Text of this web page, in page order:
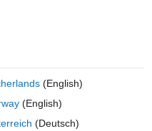
0 投票
ーションで描画させる方法はあ
(English)
(English)
(Deutsch)